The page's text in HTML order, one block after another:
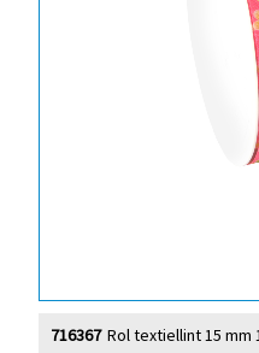
Rol textiellint 15
716367